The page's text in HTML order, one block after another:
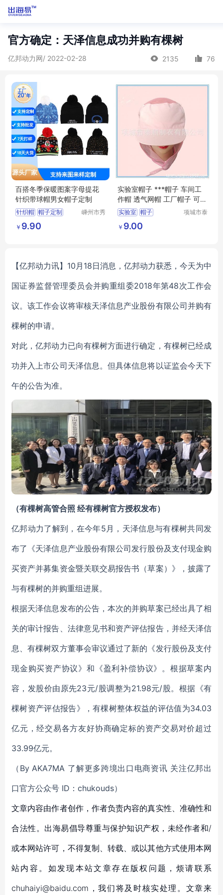
官方确定：天泽信息成功并购有棵树
亿邦动力网/ 2022-02-28 2135 76
百搭冬季保暖图案字母提花
针织带球帽男女帽子定制
针织帽 帽子定制
腈纶氨纶帽子
带球帽子
嵊州市秀
￥ 9.90
实验室帽子 ***帽子 车间工
作帽 透气网帽 工厂帽子 可定
制
实验室 帽子
项城市泰
￥ 9.00
【亿邦动力讯】10月18日消息，亿邦动力获悉，今天为中
国证券监督管理委员会并购重组委2018年第48次工作会
议。该工作会议将审核天泽信息产业股份有限公司并购有
棵树的申请。
对此，亿邦动力已向有棵树方面进行确定，有棵树已经成
功并入上市公司天泽信息。但具体信息将以证监会今天下
午的公告为准。
（有棵树高管合照 经有棵树官方授权发布）
亿邦动力了解到，在今年5月，天泽信息与有棵树共同发
布了《天泽信息产业股份有限公司发行股份及支付现金购
买资产并募集资金暨关联交易报告书（草案）》，披露了
与有棵树的并购重组进展。
根据天泽信息发布的公告，本次的并购草案已经出具了相
关的审计报告、法律意见书和资产评估报告，并经天泽信
息、有棵树双方董事会审议通过了新的《发行股份及支付
现金购买资产协议》和《盈利补偿协议》。根据草案内
容，发股价由原先23元/股调整为21.98元/股。根据《有
棵树资产评估报告》，有棵树整体权益的评估值为34.03
亿元，经交易各方友好协商确定标的资产交易对价超过
33.99亿元。
（By AKA7MA 了解更多跨境出口电商资讯 关注亿邦出
口官方公众号 ID：chukouds）
文章内容由作者创作，作者负责内容的真实性、准确性和
合法性。出海易倡导尊重与保护知识产权，未经作者和/
或本网站许可，不得复制、转载、或以其他方式使用本网
站内容。如发现本站文章存在版权问题，烦请联系
chuhaiyi@baidu.com，我们将及时核实处理。文章来